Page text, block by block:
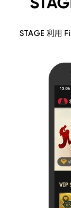
STAGE 利用